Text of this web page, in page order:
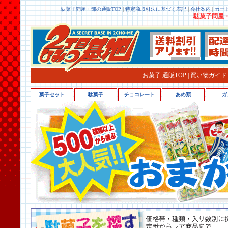
駄菓子問屋・卸の通販TOP | 特定商取引法に基づく表記 | 会社案内 | カー
駄菓子問屋
お菓子 通販TOP 買い物ガイド